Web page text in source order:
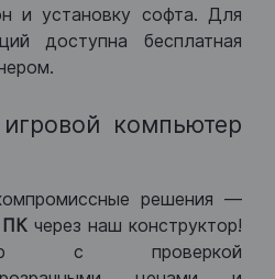
и установку софта. Для
доступна бесплатная
компьютер
решения —
ПК через наш конструктор!
с проверкой